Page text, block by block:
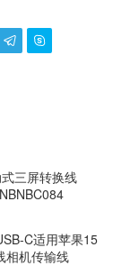
 
三屏转换线
C适用苹果15
相机传输线